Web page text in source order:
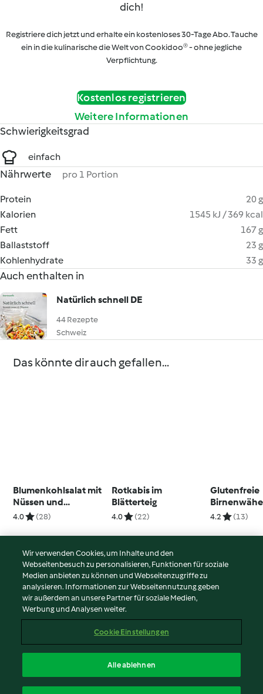
dich!
Registriere dich jetzt und erhalte ein kostenloses 30-Tage Abo. Tauche
ein in die kulinarische die Welt von Cookidoo® - ohne jegliche
Verpflichtung.
Kostenlos registrieren
Weitere Informationen
Schwierigkeitsgrad
einfach
Nährwerte pro 1 Portion
Protein
20 g
Kalorien
1545 kJ / 369 kcal
Fett
167 g
Ballaststoff
23 g
Kohlenhydrate
33 g
Auch enthalten in
Natürlich schnell DE
44 Rezepte
Schweiz
Das könnte dir auch gefallen...
Blumenkohlsalat mit
Nüssen und
Süsskartoffeln
4.0 (28)
Rotkabis im
Blätterteig
4.0 (22)
Glutenfreie
4.2 (13)
© Copyright 2026
Nutzungsbedingungen
Datenschutzrichtlinien
Impressum
Inhalt melden
Wir verwenden Cookies, um Inhalte und den
Webseitenbesuch zu personalisieren, Funktionen für soziale
Medien anbieten zu können und Webseitenzugriffe zu
analysieren. Informationen zur Webseitennutzung geben
wir außerdem an unsere Partner für soziale Medien,
Werbung und Analysen weiter.
Cookie Einstellungen
Alle ablehnen